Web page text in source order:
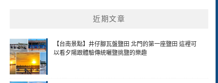
近期文章
【台南景點】井仔腳瓦盤鹽田 北門的第一座鹽田 這裡可
以看夕陽跟體驗傳統曬鹽挑鹽的樂趣